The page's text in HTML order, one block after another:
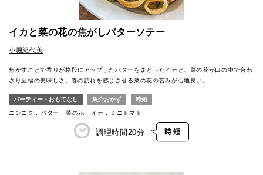
イカと菜の花の焦がしバターソテー
小堀紀代美
焦がすことで香りが格段にアップしたバターをまとったイカと、菜の花が口の中で合わ
さり至福の美味しさ。春の訪れを感じさせる菜の花の苦みが心地良い。
パーティー・おもてなし 魚介おかず 時短
ニンニク バター 菜の花 イカ ミニトマト
調理時間 20分